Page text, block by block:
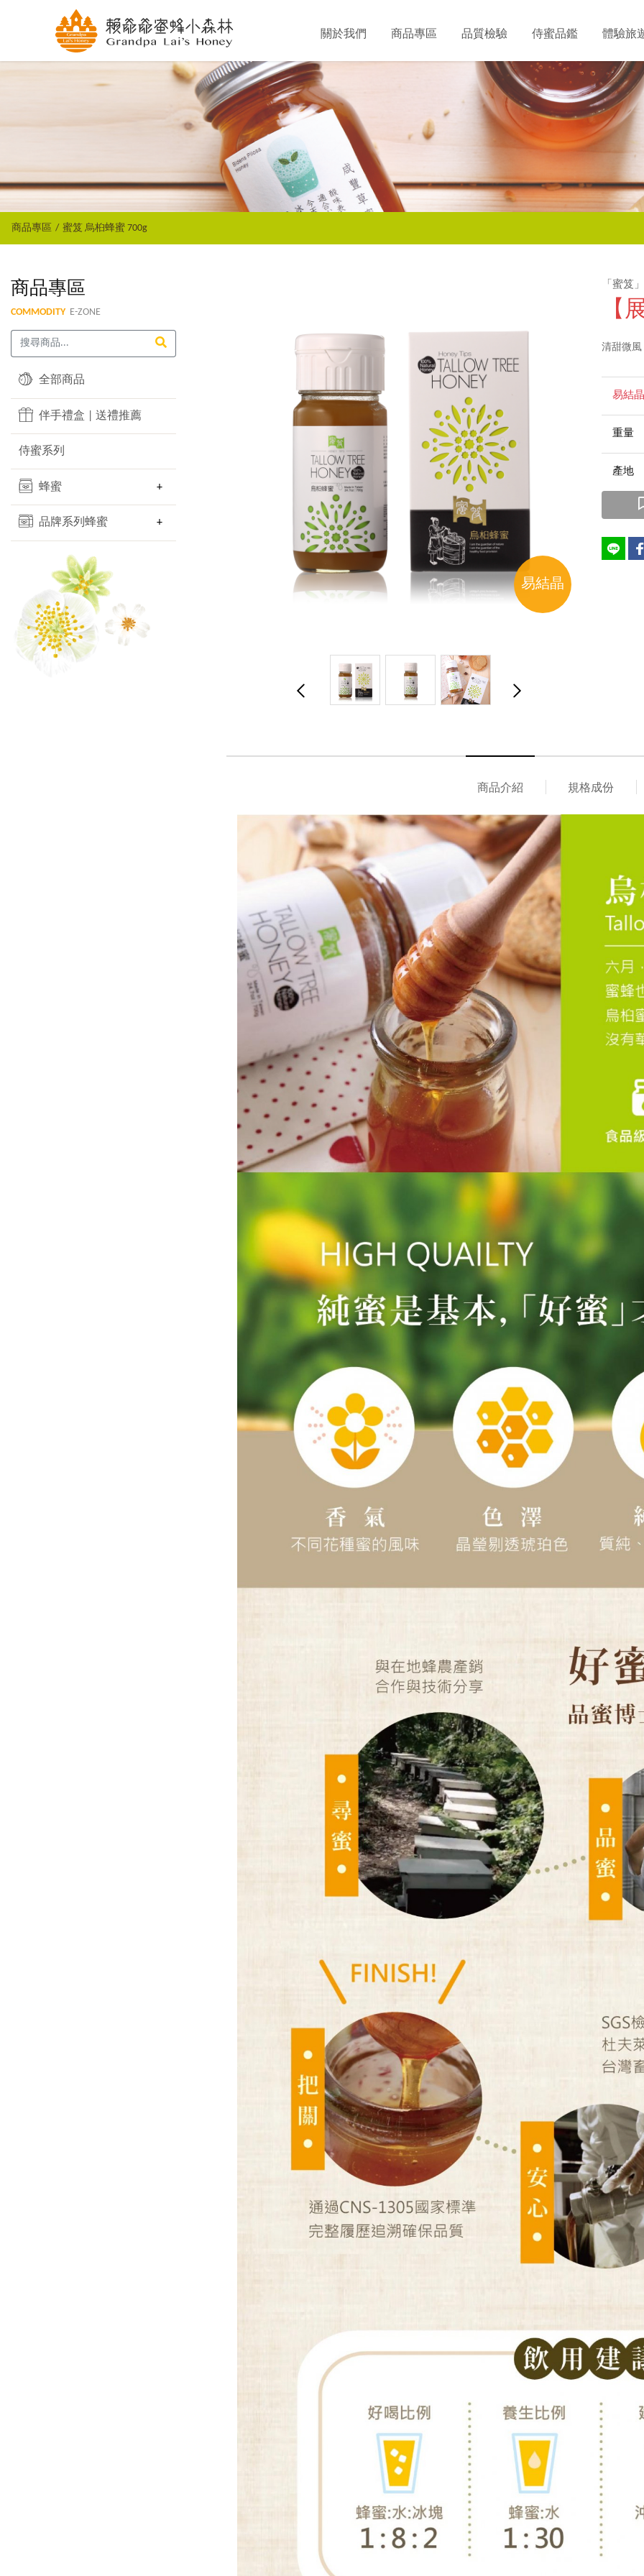
關於我們 商品專區 品質檢驗 侍蜜品鑑 體驗旅
商品專區 蜜笈 烏桕蜂蜜 700g
商品專區
COMMODITY E-ZONE
全部商品
伴手禮盒 | 送禮推薦
侍蜜系列
蜂蜜
品牌系列蜂蜜
易結晶
「蜜笈
【
清甜微風
易結晶
重
產
商品介紹 規格成份